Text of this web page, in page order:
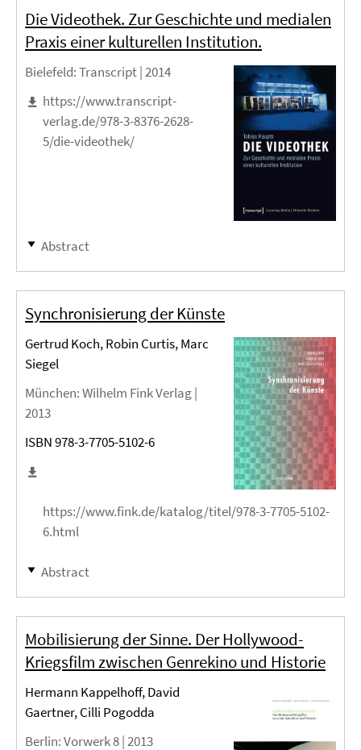
Die Videothek. Zur Geschichte und medialen
Praxis einer kulturellen Institution.
Bielefeld: Transcript |2014
https://www.transcript-
verlag.de/978-3-8376-2628-
5/die-videothek/
Abstract
Synchronisierung der Künste
Gertrud Koch, Robin Curtis, Marc
Siegel
München: Wilhelm Fink Verlag |
2013
ISBN 978-3-7705-5102-6
https://www.fink.de/katalog/titel/978-3-7705-5102-
6.html
Abstract
Mobilisierung der Sinne. Der Hollywood-
Kriegsfilm zwischen Genrekino und Historie
Hermann Kappelhoff, David
Gaertner, Cilli Pogodda
Berlin: Vorwerk 8 |2013